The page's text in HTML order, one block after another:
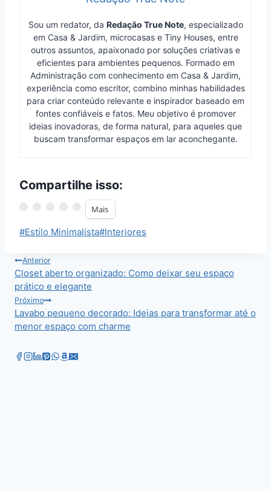
Sou um redator, da Redação True Note, especializado
em Casa & Jardim, microcasas e Tiny Houses, entre
outros assuntos, apaixonado por soluções criativas e
eficientes para ambientes pequenos. Formado em
Administração com conhecimento em Casa & Jardim,
experiência como escritor, combino minhas habilidades
para criar conteúdo relevante e inspirador baseado em
fontes confiáveis e fatos. Meu objetivo é promover
ideias inovadoras, de forma natural, para aqueles que
buscam transformar espaços em lar aconchegante.
Compartilhe isso:
Mais
Tags
Post:
#Estilo Minimalista#Interiores
Navegação
de
Post
Anterior
Closet aberto organizado: Como deixar seu espaço
prático e elegante
Próximo
Lavabo pequeno decorado: Ideias para transformar até o
menor espaço com charme